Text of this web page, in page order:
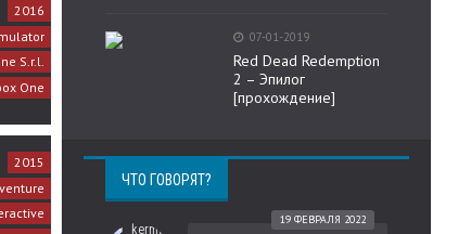
2016
S.r.l.
One
2015
07-01-2019
Red Dead Redemption
2 – Эпилог
[прохождение]
ЧТО ГОВОРЯТ?
19 ФЕВРАЛЯ 2022